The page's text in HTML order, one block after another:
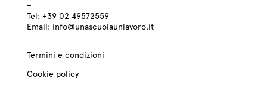
–
Tel: +3902 49572559
Email: info@unascuolaunlavoro.it
Termini e condizioni
Cookie policy